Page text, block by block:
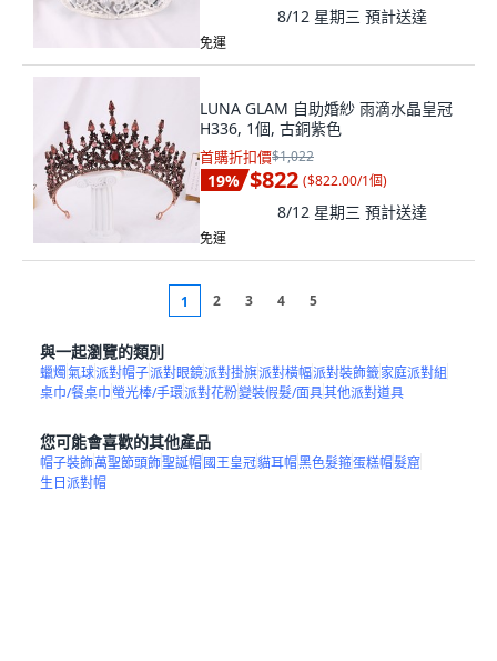
8/12 星期三 預計送達
免運
LUNA GLAM 自助婚紗 雨滴水晶皇冠
H336, 1個, 古銅紫色
首購折扣價$1,022
19% $822 ($822.00/1個)
8/12 星期三 預計送達
免運
1 2 3 4 5
與一起瀏覽的類別
蠟燭氣球派對帽子派對眼鏡派對掛旗派對橫幅派對裝飾籤家庭派對組
桌巾/餐桌巾螢光棒/手環派對花粉變裝假髮/面具其他派對道具
您可能會喜歡的其他產品
帽子裝飾萬聖節頭飾聖誕帽國王皇冠貓耳帽黑色髮箍蛋糕帽髮窟
生日派對帽